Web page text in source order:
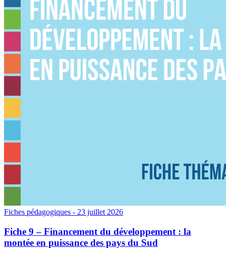
Fiches pédagogiques - 23 juillet 2026
Fiche 9 – Financement du développement : la
montée en puissance des pays du Sud